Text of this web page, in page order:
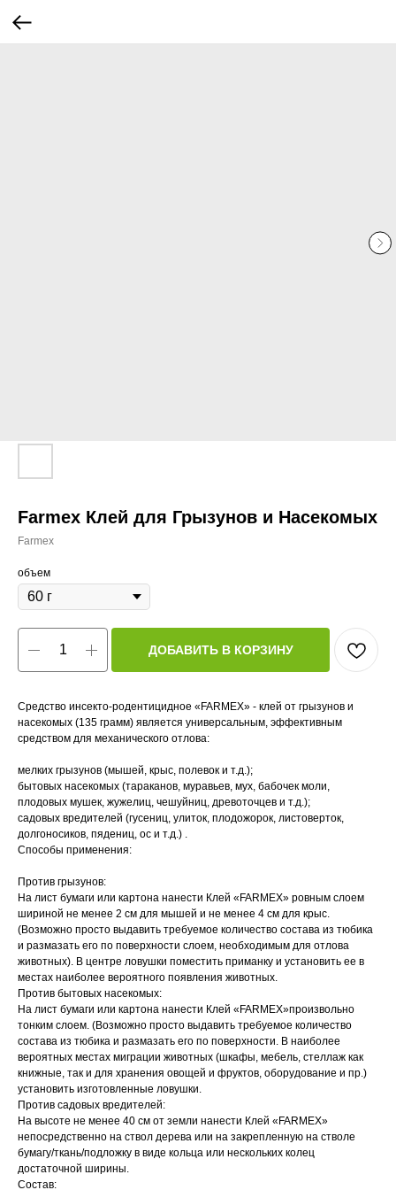
Farmex Клей для Грызунов и Насекомых
Farmex
объем
ДОБАВИТЬ В КОРЗИНУ
Средство инсекто-родентицидное «FARMEX» - клей от грызунов и
насекомых (135 грамм) является универсальным, эффективным
средством для механического отлова:
мелких грызунов (мышей, крыс, полевок и т.д.);
бытовых насекомых (тараканов, муравьев, мух, бабочек моли,
плодовых мушек, жужелиц, чешуйниц, древоточцев и т.д.);
садовых вредителей (гусениц, улиток, плодожорок, листоверток,
долгоносиков, пядениц, ос и т.д.) .
Способы применения:
Против грызунов:
На лист бумаги или картона нанести Клей «FARMEX» ровным слоем
шириной не менее 2 см для мышей и не менее 4 см для крыс.
(Возможно просто выдавить требуемое количество состава из тюбика
и размазать его по поверхности слоем, необходимым для отлова
животных). В центре ловушки поместить приманку и установить ее в
местах наиболее вероятного появления животных.
Против бытовых насекомых:
На лист бумаги или картона нанести Клей «FARMEX»произвольно
тонким слоем. (Возможно просто выдавить требуемое количество
состава из тюбика и размазать его по поверхности. В наиболее
вероятных местах миграции животных (шкафы, мебель, стеллаж как
книжные, так и для хранения овощей и фруктов, оборудование и пр.)
установить изготовленные ловушки.
Против садовых вредителей:
На высоте не менее 40 см от земли нанести Клей «FARMEX»
непосредственно на ствол дерева или на закрепленную на стволе
бумагу/ткань/подложку в виде кольца или нескольких колец
достаточной ширины.
Состав: